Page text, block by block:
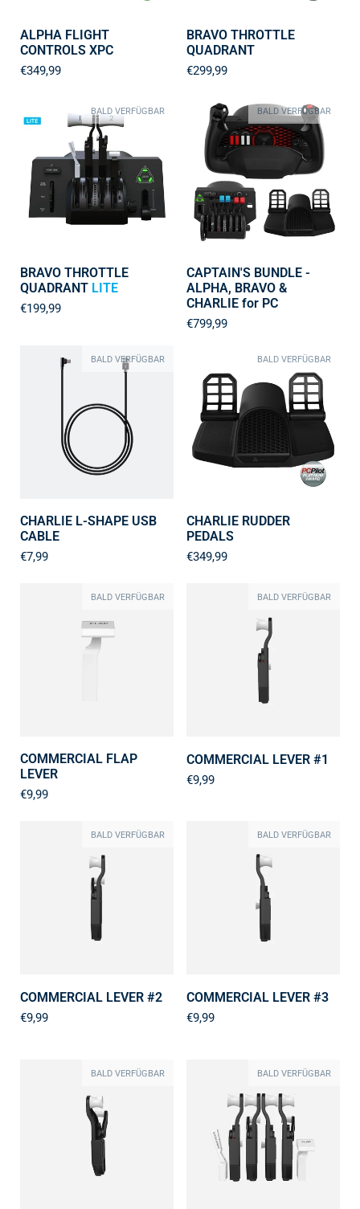
ALPHA FLIGHT
CONTROLS XPC
€349,99
BRAVO THROTTLE
QUADRANT
€299,99
BRAVO THROTTLE
QUADRANT LITE
€199,99
BALD VERFÜGBAR
CAPTAIN'S BUNDLE -
ALPHA, BRAVO &
CHARLIE for PC
€799,99
BALD VERFÜGBAR
CHARLIE L-SHAPE USB
CABLE
€7,99
BALD VERFÜGBAR
CHARLIE RUDDER
PEDALS
€349,99
BALD VERFÜGBAR
COMMERCIAL FLAP
LEVER
€9,99
BALD VERFÜGBAR
COMMERCIAL LEVER #1
€9,99
BALD VERFÜGBAR
COMMERCIAL LEVER #2
€9,99
BALD VERFÜGBAR
COMMERCIAL LEVER #3
€9,99
BALD VERFÜGBAR
BALD VERFÜGBAR BALD VERFÜGBAR